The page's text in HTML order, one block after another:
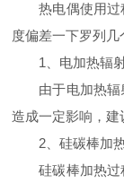
热电偶使用
度偏差一下罗列
1、电加热辐
由于电加热
造成一定影响，建
2、硅碳棒加
硅碳棒加热